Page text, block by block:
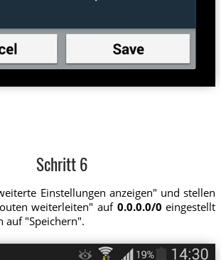
Schritt 6
Einstellungen anzeigen" und stellen
weiterleiten" auf 0.0.0.0/0 eingestellt
auf "Speichern".